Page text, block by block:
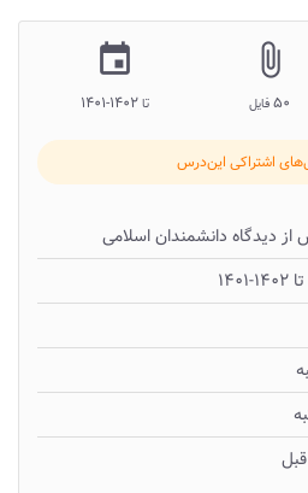
attach_file
۵۰فایل
insert_invitation
تا۱۴۰۲-۱۴۰۱
اشتراکی این‌درس
از دیدگاه دانشمندان اسلامی